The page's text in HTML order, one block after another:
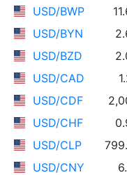
USD/BWP
USD/BYN
USD/BZD
USD/CAD
USD/CDF
USD/CHF
USD/CLP
USD/CNY